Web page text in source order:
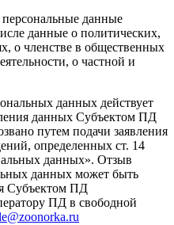
данные
данные о политических,
о членстве в общественных
о частной и
данных действует
данных Субъектом ПД
путем подачи заявления
определенных ст. 14
данных». Отзыв
данных может быть
Субъектом ПД
ПД в свободной